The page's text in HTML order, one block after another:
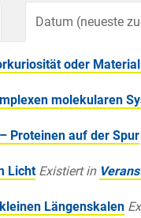
Datum (neueste
oder
molekularen
Proteinen auf der Spur
Licht Existiert in
Längenskalen